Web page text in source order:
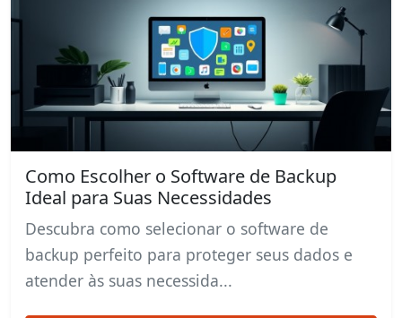
Como Escolher o Software de Backup
Ideal para Suas Necessidades
Descubra como selecionar o software de
backup perfeito para proteger seus dados e
atender às suas necessida...